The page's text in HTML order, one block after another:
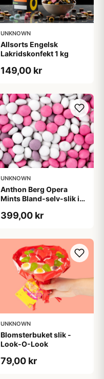
UNKNOWN
Allsorts Engelsk
Lakridskonfekt 1 kg
149,00 kr
UNKNOWN
Anthon Berg Opera
Mints Bland-selv-slik i
399,00 kr
UNKNOWN
Blomsterbuket slik -
Look-O-Look
79,00 kr